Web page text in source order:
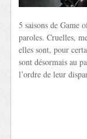
5 saisons de Game
paroles. Cruelles,
elles sont, pour
sont désormais au
l’ordre de leur